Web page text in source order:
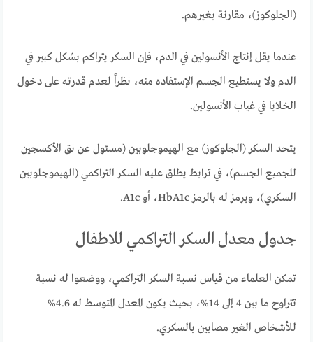
(الجلوكوز)، مقارنة بغيرهم.
عندما يقل إنتاج الأنسولين في الدم، فإن السكر يتراكم بشكل كبير في
الدم ولا يستطيع الجسم الإستفاده منه، نظراً لعدم قدرته على دخول
الخلايا في غياب الأنسولين.
يتحد السكر (الجلوكوز) مع الهيموجلوبين (مسئول عن نق الأكسجين
للجميع الجسم)، في ترابط يطلق عليه السكر التراكمي (الهيموجلوبين
السكري)، ويرمز له بالرمز HbA1c، أو A1c.
جدول معدل السكر التراكمي للاطفال
تمكن العلماء من قياس نسبة السكر التراكمي، ووضعوا له نسبة
تتراوح ما بين 4 إلى 14%، بحيث يكون المعدل المتوسط له 4.6%
للأشخاص الغير مصابين بالسكري.